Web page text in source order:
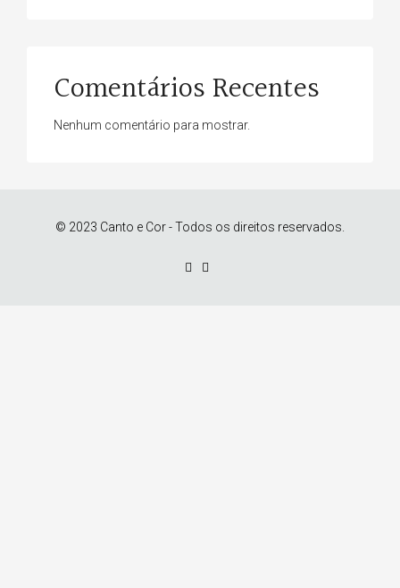
Comentários Recentes
Nenhum comentário para mostrar.
© 2023 Canto e Cor - Todos os direitos reservados.